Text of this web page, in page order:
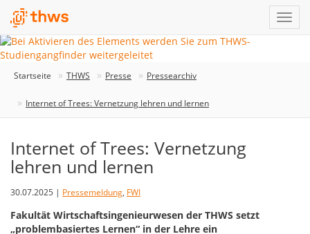
Startseite THWS Presse Pressearchiv
Internet of Trees: Vernetzung lehren und lernen
Internet of Trees: Vernetzung
lehren und lernen
30.07.2025 | Pressemeldung, FWI
Fakultät Wirtschaftsingenieurwesen der THWS setzt
„problembasiertes Lernen“ in der Lehre ein